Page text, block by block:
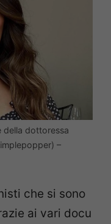
della dottoressa
–
che si sono
ai vari docu